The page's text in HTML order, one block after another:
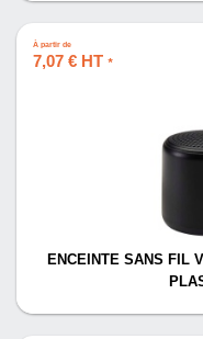
À partir de
7,07 € HT *
ENCEINTE SANS FIL